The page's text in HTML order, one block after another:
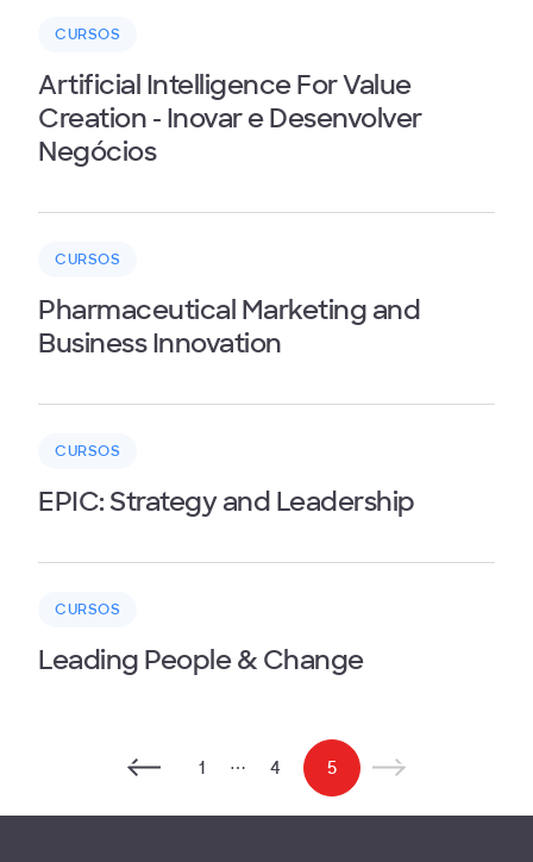
CURSOS
Artificial Intelligence For Value
Creation - Inovar e Desenvolver
Negócios
CURSOS
Pharmaceutical Marketing and
Business Innovation
CURSOS
EPIC: Strategy and Leadership
CURSOS
Leading People & Change
1 ⋯ 4 5